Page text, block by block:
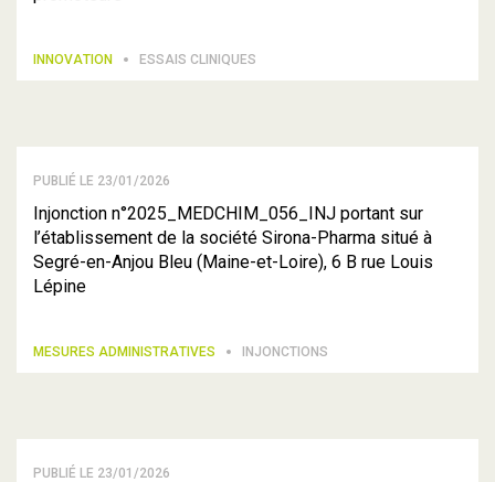
INNOVATION ESSAIS CLINIQUES
PUBLIÉ LE 23/01/2026
Injonction n°2025_MEDCHIM_056_INJ portant sur
l’établissement de la société Sirona-Pharma situé à
Segré-en-Anjou Bleu (Maine-et-Loire), 6 B rue Louis
Lépine
MESURES ADMINISTRATIVES INJONCTIONS
PUBLIÉ LE 23/01/2026